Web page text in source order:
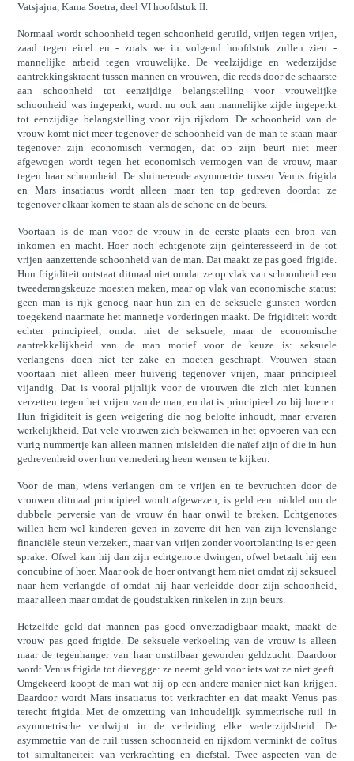
Vatsjajna, Kama Soetra, deel VI hoofdstuk II.
Normaal wordt schoonheid tegen schoonheid geruild, vrijen tegen vrijen,
zaad tegen eicel en - zoals we in volgend hoofdstuk zullen zien -
mannelijke arbeid tegen vrouwelijke. De veelzijdige en wederzijdse
aantrekkingskracht tussen mannen en vrouwen, die reeds door de schaarste
aan schoonheid tot eenzijdige belangstelling voor vrouwelijke
schoonheid was ingeperkt, wordt nu ook aan mannelijke zijde ingeperkt
tot eenzijdige belangstelling voor zijn rijkdom. De schoonheid van de
vrouw komt niet meer tegenover de schoonheid van de man te staan maar
tegenover zijn economisch vermogen, dat op zijn beurt niet meer
afgewogen wordt tegen het economisch vermogen van de vrouw, maar
tegen haar schoonheid. De sluimerende asymmetrie tussen Venus frigida
en Mars insatiatus wordt alleen maar ten top gedreven doordat ze
tegenover elkaar komen te staan als de schone en de beurs.
Voortaan is de man voor de vrouw in de eerste plaats een bron van
inkomen en macht. Hoer noch echtgenote zijn geïnteresseerd in de tot
vrijen aanzettende schoonheid van de man. Dat maakt ze pas goed frigide.
Hun frigiditeit ontstaat ditmaal niet omdat ze op vlak van schoonheid een
tweederangskeuze moesten maken, maar op vlak van economische status:
geen man is rijk genoeg naar hun zin en de seksuele gunsten worden
toegekend naarmate het mannetje vorderingen maakt. De frigiditeit wordt
echter principieel, omdat niet de seksuele, maar de economische
aantrekkelijkheid van de man motief voor de keuze is: seksuele
verlangens doen niet ter zake en moeten geschrapt. Vrouwen staan
voortaan niet alleen meer huiverig tegenover vrijen, maar principieel
vijandig. Dat is vooral pijnlijk voor de vrouwen die zich niet kunnen
verzetten tegen het vrijen van de man, en dat is principieel zo bij hoeren.
Hun frigiditeit is geen weigering die nog belofte inhoudt, maar ervaren
werkelijkheid. Dat vele vrouwen zich bekwamen in het opvoeren van een
vurig nummertje kan alleen mannen misleiden die naïef zijn of die in hun
gedrevenheid over hun vernedering heen wensen te kijken.
Voor de man, wiens verlangen om te vrijen en te bevruchten door de
vrouwen ditmaal principieel wordt afgewezen, is geld een middel om de
dubbele perversie van de vrouw én haar onwil te breken. Echtgenotes
willen hem wel kinderen geven in zoverre dit hen van zijn levenslange
financiële steun verzekert, maar van vrijen zonder voortplanting is er geen
sprake. Ofwel kan hij dan zijn echtgenote dwingen, ofwel betaalt hij een
concubine of hoer. Maar ook de hoer ontvangt hem niet omdat zij seksueel
naar hem verlangde of omdat hij haar verleidde door zijn schoonheid,
maar alleen maar omdat de goudstukken rinkelen in zijn beurs.
Hetzelfde geld dat mannen pas goed onverzadigbaar maakt, maakt de
vrouw pas goed frigide. De seksuele verkoeling van de vrouw is alleen
maar de tegenhanger van haar onstilbaar geworden geldzucht. Daardoor
wordt Venus frigida tot dievegge: ze neemt geld voor iets wat ze niet geeft.
Omgekeerd koopt de man wat hij op een andere manier niet kan krijgen.
Daardoor wordt Mars insatiatus tot verkrachter en dat maakt Venus pas
terecht frigida. Met de omzetting van inhoudelijk symmetrische ruil in
asymmetrische verdwijnt in de verleiding elke wederzijdsheid. De
asymmetrie van de ruil tussen schoonheid en rijkdom verminkt de coïtus
tot simultaneïteit van verkrachting en diefstal. Twee aspecten van de